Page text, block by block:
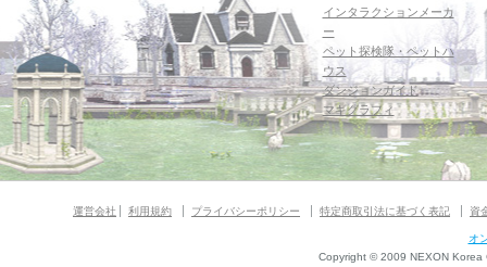
インタラクションメーカ
ー
ペット探検隊・ペットハ
ウス
ダンジョンガイド
マギグラフィ
運営会社 利用規約 プライバシーポリシー 特定商取引法に基づく表記 資
オ
Copyright © 2009 NEXON Korea